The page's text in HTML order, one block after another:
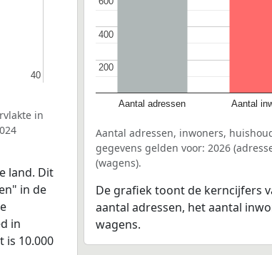
40
40
in
land. Dit
in de
in
is 10.000
Aantal adressen Aantal
200
200
400
400
Aantal adressen, inwoners,
gegevens gelden voor: 2026
(wagens).
De grafiek toont de kerncijfers
aantal adressen, het aantal
wagens.